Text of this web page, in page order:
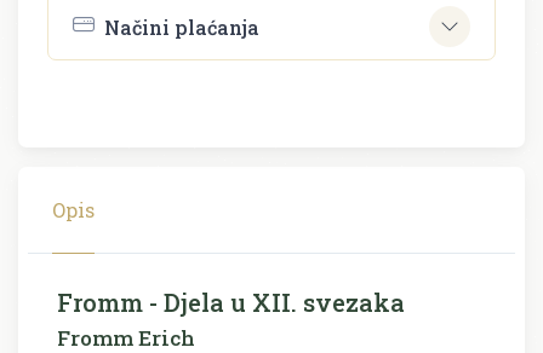
Načini plaćanja
Opis
Fromm - Djela u XII. svezaka
Fromm Erich